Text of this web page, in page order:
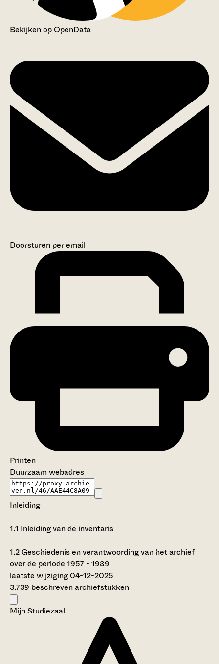
Bekijken op OpenData
Doorsturen per email
Printen
Duurzaam webadres
Inleiding
1.1 Inleiding van de inventaris
1.2Geschiedenis en verantwoording van het archief
over de periode 1957 - 1989
laatste wijziging 04-12-2025
3.739 beschreven archiefstukken
Mijn Studiezaal